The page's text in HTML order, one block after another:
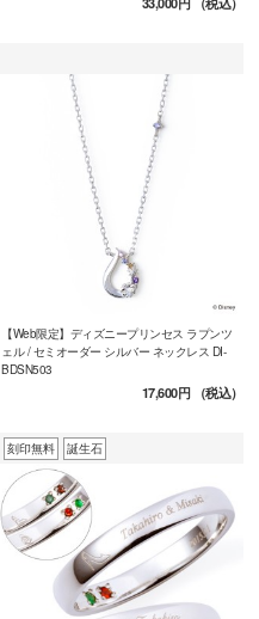
【Web限定】ディズニープリンセス ラプンツ
ェル / セミオーダー シルバー ネックレス DI-
BDSN503
17,600円（税込）
刻印無料 誕生石